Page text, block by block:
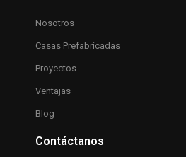
Nosotros
Casas Prefabricadas
Proyectos
Ventajas
Blog
Contáctanos